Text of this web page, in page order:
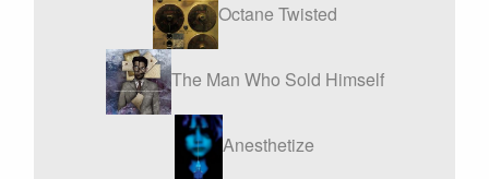
Octane Twisted
The Man Who Sold Himself
Anesthetize